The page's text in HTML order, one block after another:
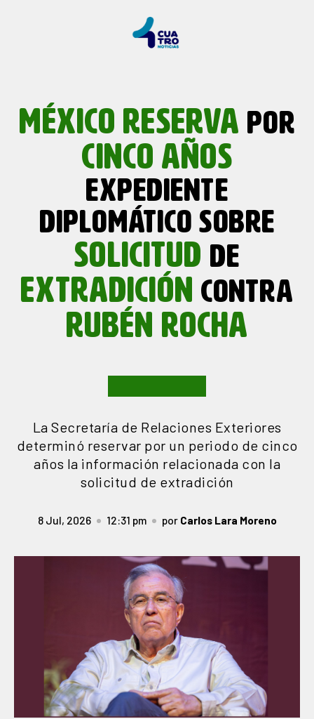
MÉXICO RESERVA POR
CINCO AÑOS
EXPEDIENTE
DIPLOMÁTICO SOBRE
SOLICITUD DE
EXTRADICIÓN CONTRA
RUBÉN ROCHA
La Secretaría de Relaciones Exteriores
determinó reservar por un periodo de cinco
años la información relacionada con la
solicitud de extradición
8 Jul, 2026 12:31 pm por Carlos Lara Moreno